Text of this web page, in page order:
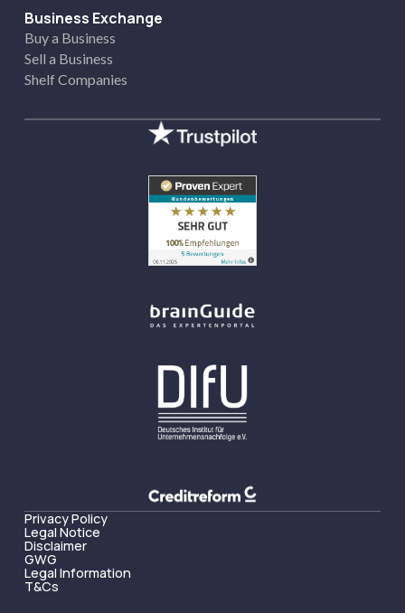
Business Exchange
Buy a Business
Sell a Business
Shelf Companies
Privacy Policy
Legal Notice
Disclaimer
GWG
Legal Information
T&Cs